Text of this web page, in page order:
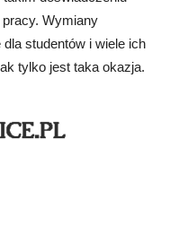
Wymiany
studentów i wiele ich
tylko jest taka okazja.